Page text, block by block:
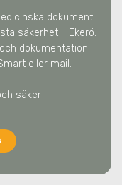
dokument
säkerhet i Ekerö.
dokumentation.
eller mail.
säker